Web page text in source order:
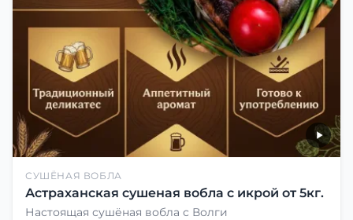
СУШЁНАЯ ВОБЛА
Астраханская сушеная вобла с икрой от 5кг.
Настоящая сушёная вобла с Волги